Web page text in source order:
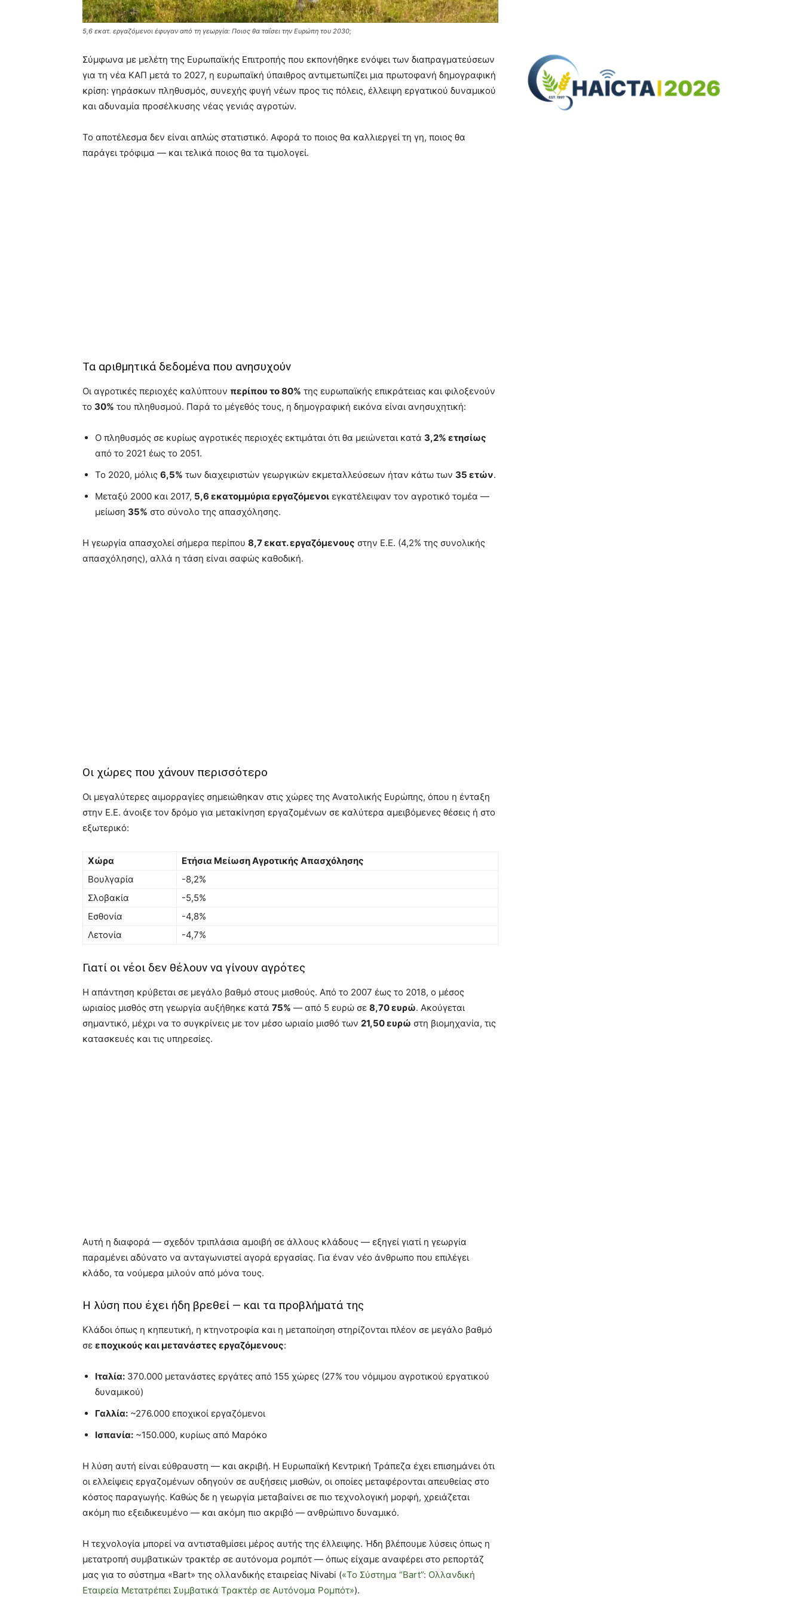
5,6 εκατ. εργαζόμενοι έφυγαν από τη γεωργία: Ποιος θα ταΐσει την Ευρώπη του 2030;
Σύμφωνα με μελέτη της Ευρωπαϊκής Επιτροπής που εκπονήθηκε ενόψει των διαπραγματεύσεων
για τη νέα ΚΑΠ μετά το 2027, η ευρωπαϊκή ύπαιθρος αντιμετωπίζει μια πρωτοφανή δημογραφική
κρίση: γηράσκων πληθυσμός, συνεχής φυγή νέων προς τις πόλεις, έλλειψη εργατικού δυναμικού
και αδυναμία προσέλκυσης νέας γενιάς αγροτών.
Το αποτέλεσμα δεν είναι απλώς στατιστικό. Αφορά το ποιος θα καλλιεργεί τη γη, ποιος θα
παράγει τρόφιμα — και τελικά ποιος θα τα τιμολογεί.
Τα αριθμητικά δεδομένα που ανησυχούν
Οι αγροτικές περιοχές καλύπτουν περίπου το 80% της ευρωπαϊκής επικράτειας και φιλοξενούν
το 30% του πληθυσμού. Παρά το μέγεθός τους, η δημογραφική εικόνα είναι ανησυχητική:
Ο πληθυσμός σε κυρίως αγροτικές περιοχές εκτιμάται ότι θα μειώνεται κατά 3,2% ετησίως
από το 2021 έως το 2051.
Το 2020, μόλις 6,5% των διαχειριστών γεωργικών εκμεταλλεύσεων ήταν κάτω των 35 ετών.
Μεταξύ 2000 και 2017, 5,6 εκατομμύρια εργαζόμενοι εγκατέλειψαν τον αγροτικό τομέα —
μείωση 35% στο σύνολο της απασχόλησης.
Η γεωργία απασχολεί σήμερα περίπου 8,7 εκατ. εργαζόμενους στην Ε.Ε. (4,2% της συνολικής
απασχόλησης), αλλά η τάση είναι σαφώς καθοδική.
Οι χώρες που χάνουν περισσότερο
Οι μεγαλύτερες αιμορραγίες σημειώθηκαν στις χώρες της Ανατολικής Ευρώπης, όπου η ένταξη
στην Ε.Ε. άνοιξε τον δρόμο για μετακίνηση εργαζομένων σε καλύτερα αμειβόμενες θέσεις ή στο
εξωτερικό:
Χώρα
Ετήσια Μείωση Αγροτικής Απασχόλησης
Βουλγαρία
-8,2%
Σλοβακία
-5,5%
Εσθονία
-4,8%
Λετονία
-4,7%
Γιατί οι νέοι δεν θέλουν να γίνουν αγρότες
Η απάντηση κρύβεται σε μεγάλο βαθμό στους μισθούς. Από το 2007 έως το 2018, ο μέσος
ωριαίος μισθός στη γεωργία αυξήθηκε κατά 75% — από 5 ευρώ σε 8,70 ευρώ. Ακούγεται
σημαντικό, μέχρι να το συγκρίνεις με τον μέσο ωριαίο μισθό των 21,50 ευρώ στη βιομηχανία, τις
κατασκευές και τις υπηρεσίες.
Αυτή η διαφορά — σχεδόν τριπλάσια αμοιβή σε άλλους κλάδους — εξηγεί γιατί η γεωργία
παραμένει αδύνατο να ανταγωνιστεί αγορά εργασίας. Για έναν νέο άνθρωπο που επιλέγει
κλάδο, τα νούμερα μιλούν από μόνα τους.
Η λύση που έχει ήδη βρεθεί — και τα προβλήματά της
Κλάδοι όπως η κηπευτική, η κτηνοτροφία και η μεταποίηση στηρίζονται πλέον σε μεγάλο βαθμό
σε εποχικούς και μετανάστες εργαζόμενους:
Ιταλία: 370.000 μετανάστες εργάτες από 155 χώρες (27% του νόμιμου αγροτικού εργατικού
δυναμικού)
Γαλλία: ~276.000 εποχικοί εργαζόμενοι
Ισπανία: ~150.000, κυρίως από Μαρόκο
Η λύση αυτή είναι εύθραυστη — και ακριβή. Η Ευρωπαϊκή Κεντρική Τράπεζα έχει επισημάνει ότι
οι ελλείψεις εργαζομένων οδηγούν σε αυξήσεις μισθών, οι οποίες μεταφέρονται απευθείας στο
κόστος παραγωγής. Καθώς δε η γεωργία μεταβαίνει σε πιο τεχνολογική μορφή, χρειάζεται
ακόμη πιο εξειδικευμένο — και ακόμη πιο ακριβό — ανθρώπινο δυναμικό.
Η τεχνολογία μπορεί να αντισταθμίσει μέρος αυτής της έλλειψης. Ήδη βλέπουμε λύσεις όπως η
μετατροπή συμβατικών τρακτέρ σε αυτόνομα ρομπότ — όπως είχαμε αναφέρει στο ρεπορτάζ
μας για το σύστημα «Bart» της ολλανδικής εταιρείας Nivabi («Το Σύστημα “Bart”: Ολλανδική
Εταιρεία Μετατρέπει Συμβατικά Τρακτέρ σε Αυτόνομα Ρομπότ»).